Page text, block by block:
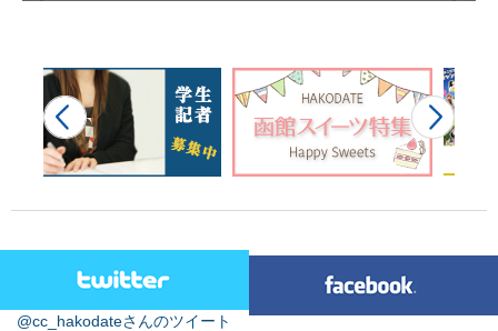
@cc_hakodateさんのツイート